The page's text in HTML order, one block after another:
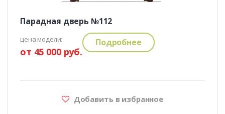
Парадная дверь №112
цена модели:
от 45 000 руб.
Подробнее
Добавить в избранное